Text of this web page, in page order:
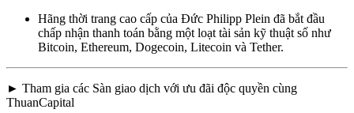
Hãng thời trang cao cấp của Đức Philipp Plein đã bắt đầu
chấp nhận thanh toán bằng một loạt tài sản kỹ thuật số như
Bitcoin, Ethereum, Dogecoin, Litecoin và Tether.
► Tham gia các Sàn giao dịch với ưu đãi độc quyền cùng
ThuanCapital